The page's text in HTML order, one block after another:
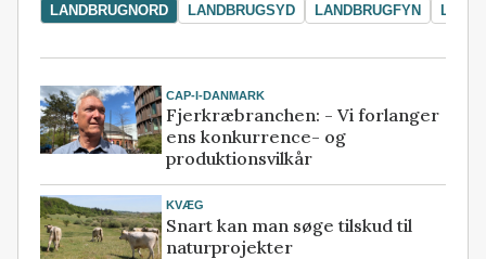
LANDBRUGNORD LANDBRUGSYD LANDBRUGFYN
CAP-I-DANMARK
Fjerkræbranchen: - Vi forlanger
ens konkurrence- og
produktionsvilkår
KVÆG
Snart kan man søge tilskud til
naturprojekter